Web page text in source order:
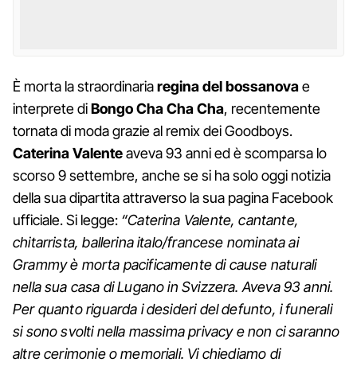
È morta la straordinariaregina del bossanovae
interprete diBongo Cha Cha Cha, recentemente
tornata di moda grazie al remix dei Goodboys.
CaterinaValenteaveva 93 anni ed è scomparsa lo
scorso 9 settembre, anche se si ha solo oggi notizia
della sua dipartita attraverso la sua pagina Facebook
ufficiale. Si legge: “Caterina Valente, cantante,
chitarrista, ballerina italo/francese nominata ai
Grammy è morta pacificamente di cause naturali
nella sua casa di Lugano in Svizzera. Aveva 93 anni.
Per quanto riguarda i desideri del defunto, i funerali
si sono svolti nella massima privacy e non ci saranno
altre cerimonie o memoriali. Vi chiediamo di